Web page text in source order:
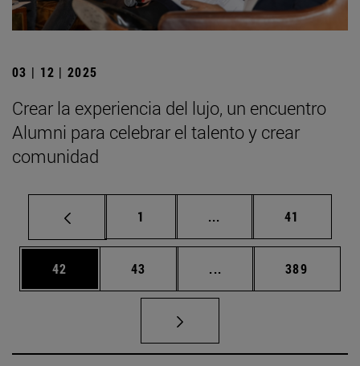
03 | 12 | 2025
Crear la experiencia del lujo, un encuentro
Alumni para celebrar el talento y crear
comunidad
Página
1 ... Páginas intermedias
Página
41
Página
42 Página
43 ... Páginas intermedias
Página
389